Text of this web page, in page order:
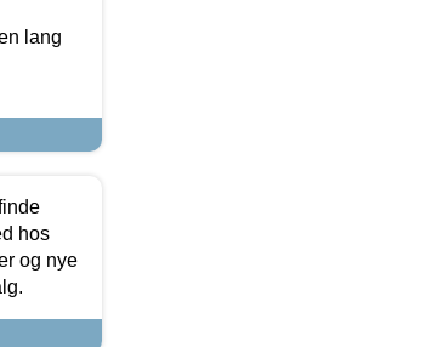
lang
hos
og nye